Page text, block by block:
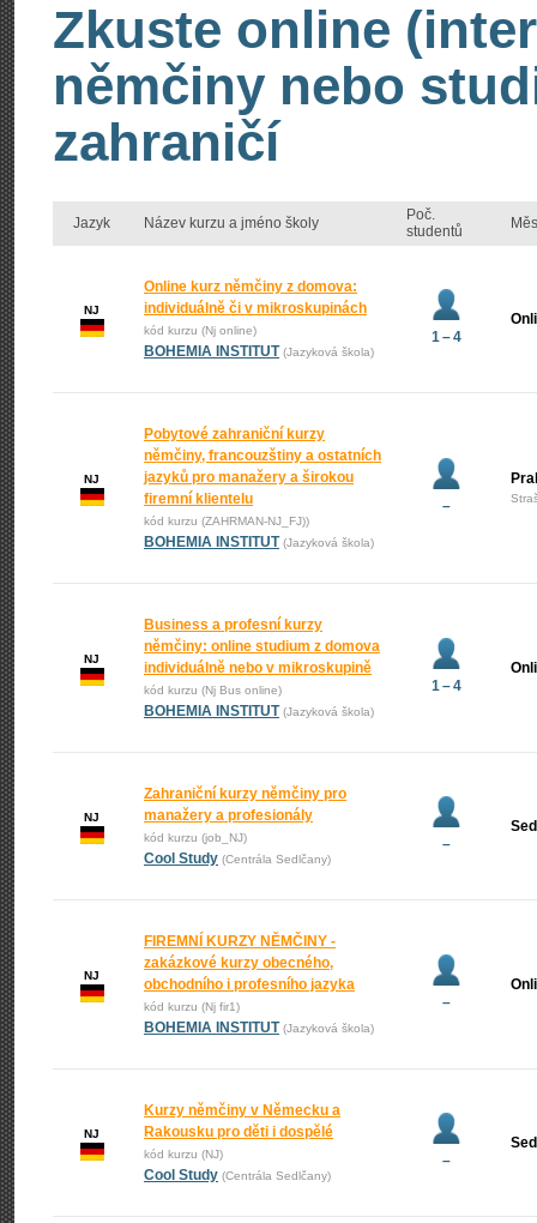
Zkuste online
němčiny nebo
zahraničí
Jazyk Název kurzu a jméno školy
Poč.
studentů
NJ
Online kurz němčiny z domova:
individuálně či v mikroskupinách
kód kurzu (Nj online)
BOHEMIA INSTITUT (Jazyková škola)
1 – 4
NJ
Pobytové zahraniční kurzy
němčiny, francouzštiny a ostatních
jazyků pro manažery a širokou
firemní klientelu
kód kurzu (ZAHRMAN-NJ_FJ))
BOHEMIA INSTITUT (Jazyková škola)
–
NJ
Business a profesní kurzy
němčiny: online studium z domova
individuálně nebo v mikroskupině
kód kurzu (Nj Bus online)
BOHEMIA INSTITUT (Jazyková škola)
1 – 4
NJ
Zahraniční kurzy němčiny pro
manažery a profesionály
kód kurzu (job_NJ)
Cool Study (Centrála Sedlčany)
–
NJ
FIREMNÍ KURZY NĚMČINY -
zakázkové kurzy obecného,
obchodního i profesního jazyka
kód kurzu (Nj fir1)
BOHEMIA INSTITUT (Jazyková škola)
–
NJ
Kurzy němčiny v Německu a
Rakousku pro děti i dospělé
kód kurzu (NJ)
Cool Study (Centrála Sedlčany)
–